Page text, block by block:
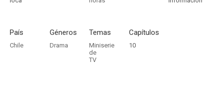
País
Chile
Géneros
Drama
Temas
Miniserie
de
TV
Capítulos
10